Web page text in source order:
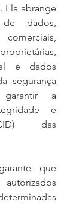
Ela abrange
dados,
e dados
segurança
a
e
das
que